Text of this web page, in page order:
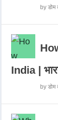
by डोम
India |
by डोम